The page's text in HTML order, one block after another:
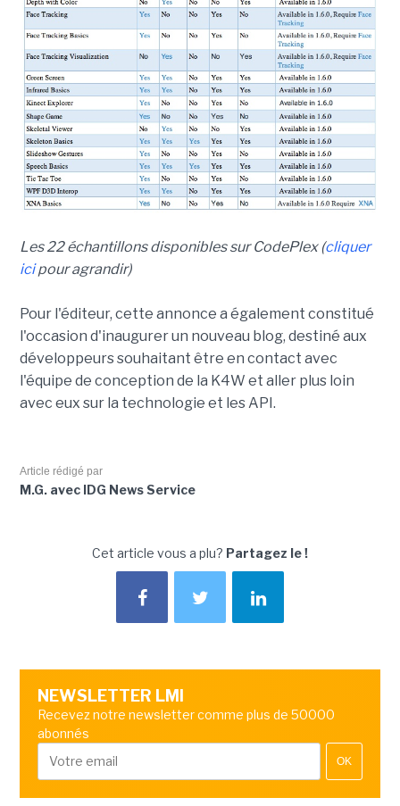
Les 22 échantillons disponibles sur CodePlex (cliquer
icipour agrandir)
Pour l'éditeur, cette annonce a également constitué
l'occasion d'inaugurer un nouveau blog, destiné aux
développeurs souhaitant être en contact avec
l'équipe de conception de la K4W et aller plus loin
avec eux sur la technologie et les API.
Article rédigé par
M.G. avec IDG News Service
Cet article vous a plu? Partagez le !
NEWSLETTER LMI
Recevez notre newsletter comme plus de 50000
abonnés
OK